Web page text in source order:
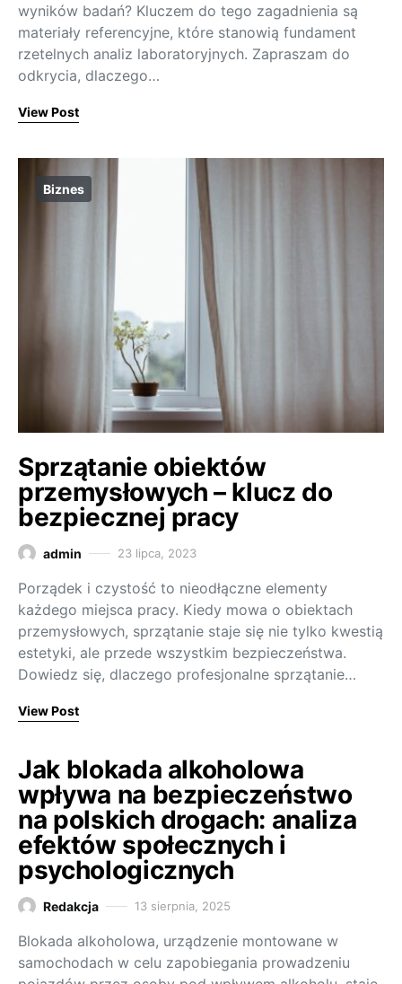
wyników badań? Kluczem do tego zagadnienia są
materiały referencyjne, które stanowią fundament
rzetelnych analiz laboratoryjnych. Zapraszam do
odkrycia, dlaczego…
View Post
Biznes
Sprzątanie obiektów
przemysłowych – klucz do
bezpiecznej pracy
admin 23 lipca, 2023
Porządek i czystość to nieodłączne elementy
każdego miejsca pracy. Kiedy mowa o obiektach
przemysłowych, sprzątanie staje się nie tylko kwestią
estetyki, ale przede wszystkim bezpieczeństwa.
Dowiedz się, dlaczego profesjonalne sprzątanie…
View Post
Jak blokada alkoholowa
wpływa na bezpieczeństwo
na polskich drogach: analiza
efektów społecznych i
psychologicznych
Redakcja 13 sierpnia, 2025
Blokada alkoholowa, urządzenie montowane w
samochodach w celu zapobiegania prowadzeniu